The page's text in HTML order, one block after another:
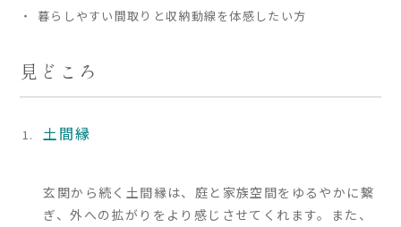
暮らしやすい間取りと収納動線を体感したい方
見どころ
土間縁
玄関から続く土間縁は、庭と家族空間をゆるやかに繋
ぎ、外への拡がりをより感じさせてくれます。また、